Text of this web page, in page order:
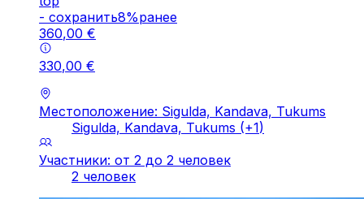
- cохранить8%ранее
360,00 €
330,00 €
Местоположение: Sigulda, Kandava, Tukums
Sigulda, Kandava, Tukums (+1)
Участники: от 2 до 2 человек
2 человек